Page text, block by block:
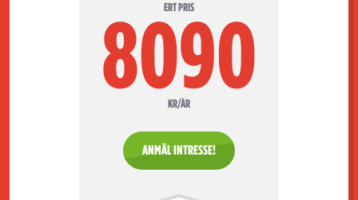
ERT PRIS
8090
KR/ÅR
ANMÄL INTRESSE!